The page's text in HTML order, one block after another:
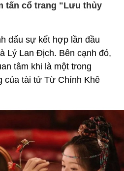
tấn cổ trang "Lưu thủy
dấu sự kết hợp lần đầu
Lý Lan Địch. Bên cạnh đó,
tâm khi là một trong
của tài tử Từ Chính Khê